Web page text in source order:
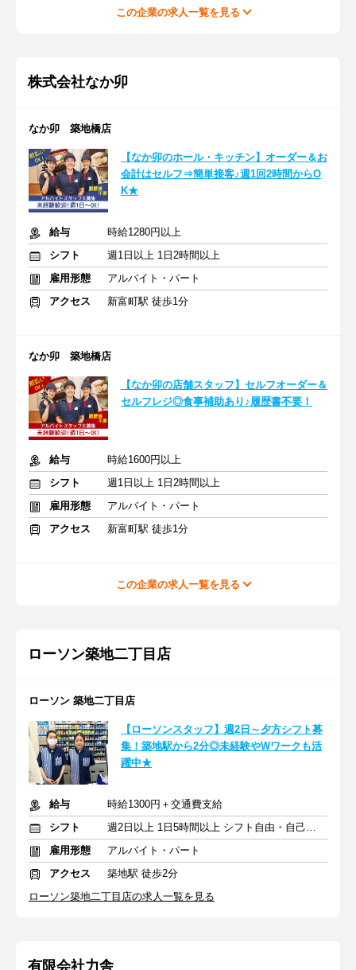
この企業の求人一覧を見る
株式会社なか卯
なか卯 築地橋店
【なか卯のホール・キッチン】オーダー＆お
会計はセルフ⇒簡単接客♪週1回2時間からO
K★
給与
時給1280円以上
シフト
週1日以上 1日2時間以上
雇用形態
アルバイト・パート
アクセス
新富町駅 徒歩1分
なか卯 築地橋店
【なか卯の店舗スタッフ】セルフオーダー＆
セルフレジ◎食事補助あり♪履歴書不要！
給与
時給1600円以上
シフト
週1日以上 1日2時間以上
雇用形態
アルバイト・パート
アクセス
新富町駅 徒歩1分
この企業の求人一覧を見る
ローソン築地二丁目店
ローソン 築地二丁目店
【ローソンスタッフ】週2日～夕方シフト募
集！築地駅から2分◎未経験やWワークも活
躍中★
給与
時給1300円＋交通費支給
シフト
週2日以上 1日5時間以上 シフト自由・自己申告
雇用形態
アルバイト・パート
アクセス
築地駅 徒歩2分
ローソン築地二丁目店の求人一覧を見る
有限会社力舎